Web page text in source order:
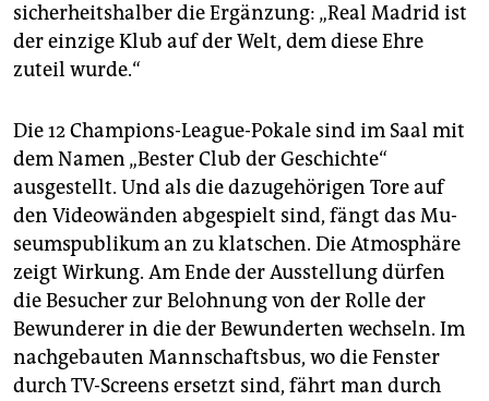
sicherheitshalber die Ergänzung: „Real Madrid ist
der einzige Klub auf der Welt, dem diese Ehre
zuteil wurde.“
Die 12 Champions-League-Pokale sind im Saal mit
dem Namen „Bester Club der Geschichte“
ausgestellt. Und als die dazugehörigen Tore auf
den Videowänden abgespielt sind, fängt das Mu­
seums­publikum an zu klatschen. Die Atmosphäre
zeigt Wirkung. Am Ende der Ausstellung dürfen
die Besucher zur Belohnung von der Rolle der
Bewunderer in die der Bewunderten wechseln. Im
nachgebauten Mannschaftsbus, wo die Fenster
durch TV-Screens ersetzt sind, fährt man durch